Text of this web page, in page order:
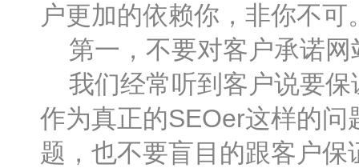
户更加的依赖你，非你不
第一，不要对客户承诺网
我们经常听到客户说要保
作为真正的SEOer这样的
题，也不要盲目的跟客户